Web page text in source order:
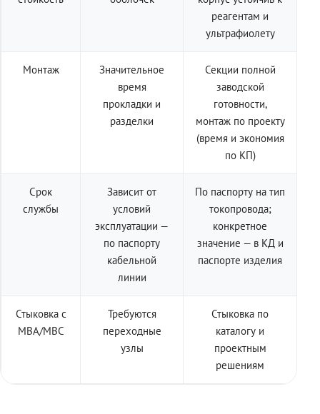
реагентам и
ультрафиолету
Монтаж
Значительное
время
прокладки и
разделки
Секции полной
заводской
готовности,
монтаж по проекту
(время и экономия
по КП)
Срок
службы
Зависит от
условий
эксплуатации —
по паспорту
кабельной
линии
По паспорту на тип
токопровода;
конкретное
значение — в КД и
паспорте изделия
Стыковка с
МВА/МВС
Требуются
переходные
узлы
Стыковка по
каталогу и
проектным
решениям